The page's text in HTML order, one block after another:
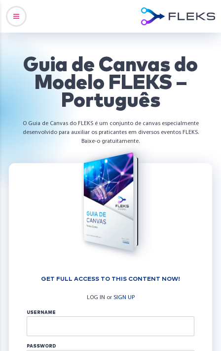
Guia de Canvas do
Modelo FLEKS –
Português
O Guia de Canvas do FLEKS é um conjunto de canvas especialmente
desenvolvido para auxiliar os praticantes em diversos eventos FLEKS.
Baixe-o gratuitamente.
GET FULL ACCESS TO THIS CONTENT NOW!
LOG IN or SIGN UP
USERNAME
PASSWORD